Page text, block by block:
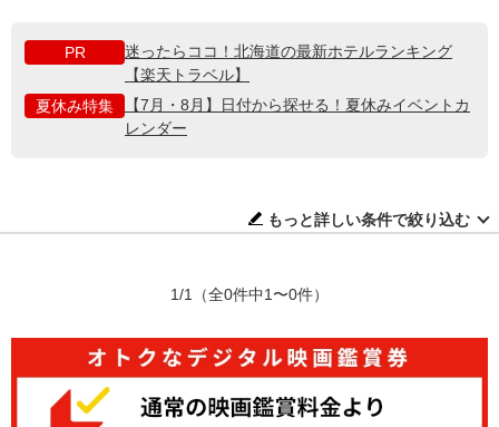
PR
迷ったらココ！北海道の最新ホテルランキング
【楽天トラベル】
夏休み特集
【7月・8月】日付から探せる！夏休みイベントカ
レンダー
もっと詳しい条件で絞り込む
1/1 （全0件中1〜0件）